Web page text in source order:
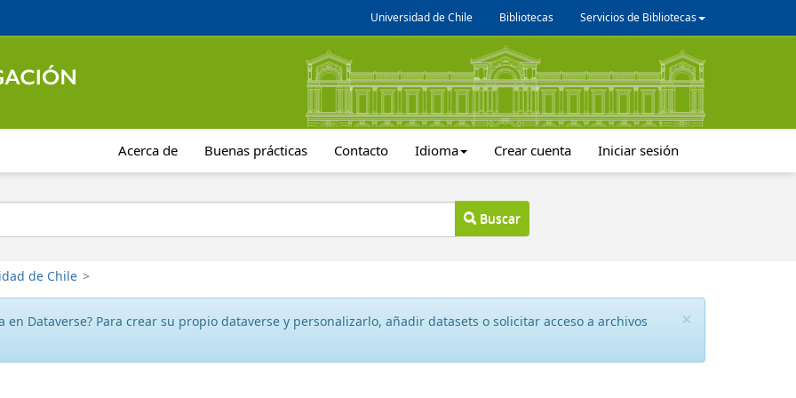
Universidad de Chile Bibliotecas Servicios de Bibliotecas
Acerca de Buenas prácticas Contacto Idioma Crear cuenta Iniciar sesión
Buscar
de Chile >
×
en Dataverse? Para crear su propio dataverse y personalizarlo, añadir datasets o solicitar acceso a archivos